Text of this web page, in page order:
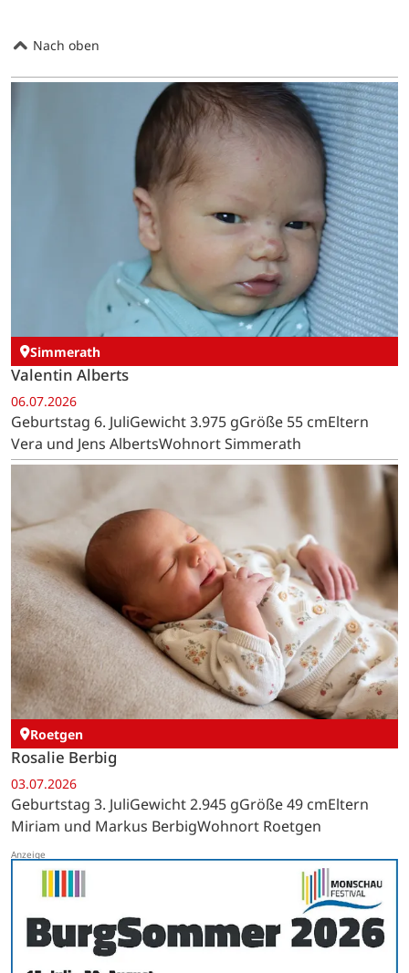
Nach oben
Simmerath
Valentin Alberts
06.07.2026
Geburtstag 6. JuliGewicht 3.975 gGröße 55 cmEltern
Vera und Jens AlbertsWohnort Simmerath
Roetgen
Rosalie Berbig
03.07.2026
Geburtstag 3. JuliGewicht 2.945 gGröße 49 cmEltern
Miriam und Markus BerbigWohnort Roetgen